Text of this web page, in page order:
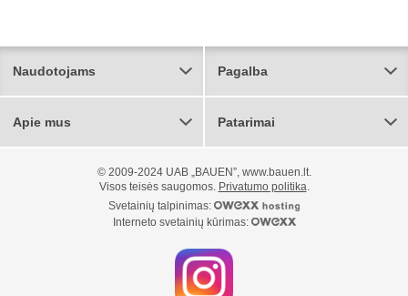
Naudotojams Pagalba
Apie mus Patarimai
© 2009-2024 UAB „BAUEN”, www.bauen.lt.
Visos teisės saugomos. Privatumo politika.
Svetainių talpinimas:
Interneto svetainių kūrimas: